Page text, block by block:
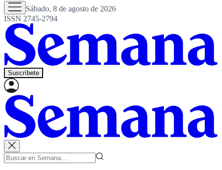
Sábado, 8 de agosto de 2026
ISSN 2745-2794
Suscríbete